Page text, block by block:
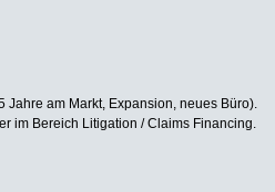
Jahre am Markt, Expansion, neues Büro).
im Bereich Litigation / Claims Financing.